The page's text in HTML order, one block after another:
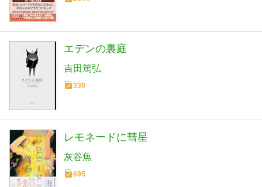
エデンの裏庭
吉田篤弘
330
レモネードに彗星
灰谷魚
695